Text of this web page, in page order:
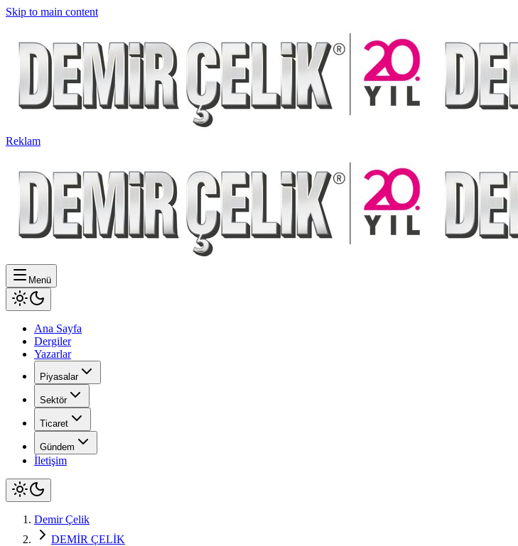
Skip to main content
Reklam
Menü
Ana Sayfa
Dergiler
Yazarlar
Piyasalar
Sektör
Ticaret
Gündem
İletişim
Demir Çelik
DEMİR ÇELİK